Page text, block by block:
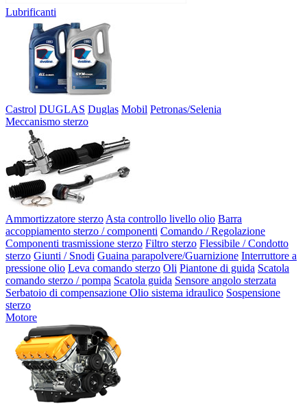
Lubrificanti
Castrol DUGLAS Duglas Mobil Petronas/Selenia
Meccanismo sterzo
Ammortizzatore sterzo Asta controllo livello olio Barra
accoppiamento sterzo / componenti Comando / Regolazione
Componenti trasmissione sterzo Filtro sterzo Flessibile / Condotto
sterzo Giunti / Snodi Guaina parapolvere/Guarnizione Interruttore a
pressione olio Leva comando sterzo Oli Piantone di guida Scatola
comando sterzo / pompa Scatola guida Sensore angolo sterzata
Serbatoio di compensazione Olio sistema idraulico Sospensione
sterzo
Motore